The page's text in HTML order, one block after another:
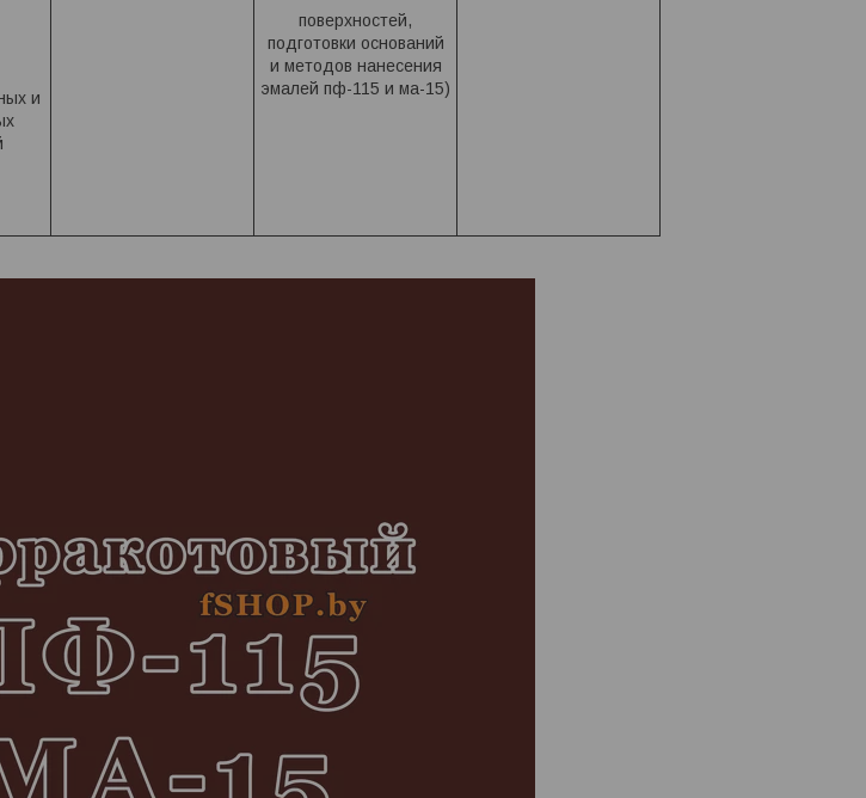
и
поверхностей,
подготовки оснований
и методов нанесения
эмалей пф-115 и ма-15)